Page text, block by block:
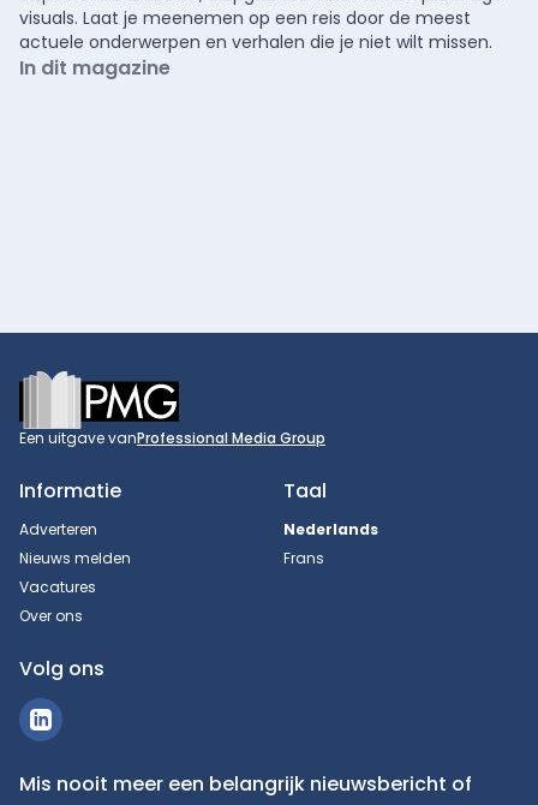
visuals. Laat je meenemen op een reis door de meest
actuele onderwerpen en verhalen die je niet wilt missen.
In dit magazine
Footer
Een uitgave vanProfessional Media Group
Informatie
Adverteren
Nieuws melden
Vacatures
Over ons
Taal
Nederlands
Frans
Volg ons
Mis nooit meer een belangrijk nieuwsbericht of